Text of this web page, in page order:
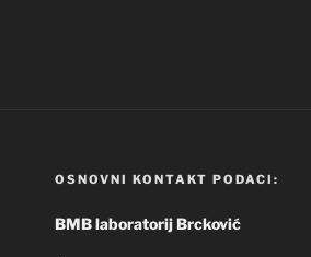
OSNOVNI KONTAKT PODACI:
BMB laboratorij Brcković